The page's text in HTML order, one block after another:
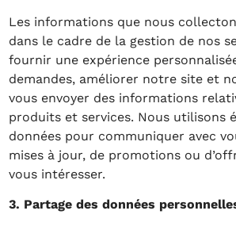
Les informations que nous
dans le cadre de la gestion de nos
fournir une expérience
demandes, améliorer notre site et
vous envoyer des informations
produits et services. Nous utilisons
données pour communiquer avec
mises à jour, de promotions ou
vous intéresser.
3. Partage des données